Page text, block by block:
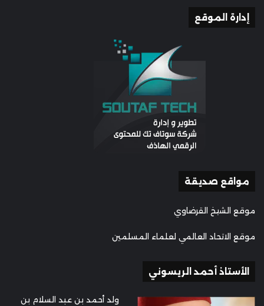
إدارة الموقع
مواقع صديقة
موقع الشيخ القرضاوي
موقع الاتحاد العالمي لعلماء المسلمين
الأستاذ أحمد الريسوني
ولد أحمد بن عبد السلام بن